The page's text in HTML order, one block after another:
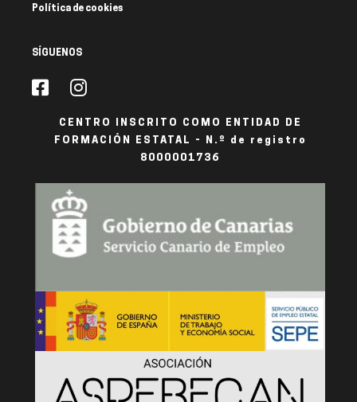
Política de cookies
SÍGUENOS
CENTRO INSCRITO COMO ENTIDAD DE
FORMACIÓN ESTATAL - N.º de registro
8000001736